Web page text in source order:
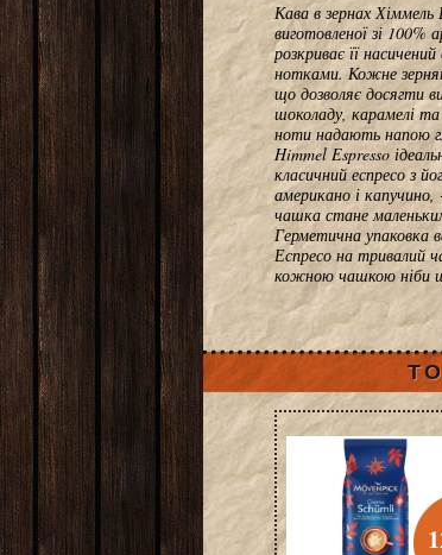
Кава в зернах Хіммель
виготовленої зі 100%
розкриває її
нотками. Кожне
що дозволяє досягти
шоколаду, карамелі та
ноти надають напою
Himmel Espresso
класичний еспресо з
американо і
чашка стане
Герметична упаковка
Еспресо на тривалий
кожною чашкою ніби